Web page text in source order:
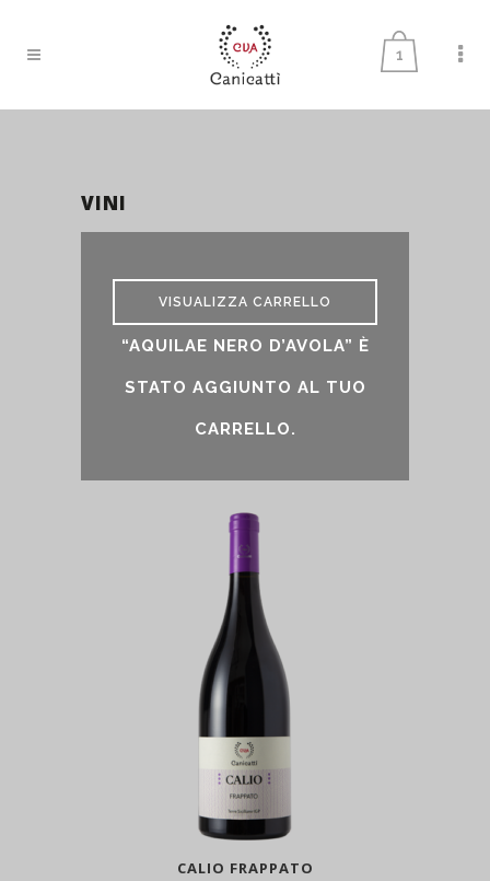
1
VINI
VISUALIZZA CARRELLO
“AQUILAE NERO D’AVOLA” È
STATO AGGIUNTO AL TUO
CARRELLO.
CALIO FRAPPATO